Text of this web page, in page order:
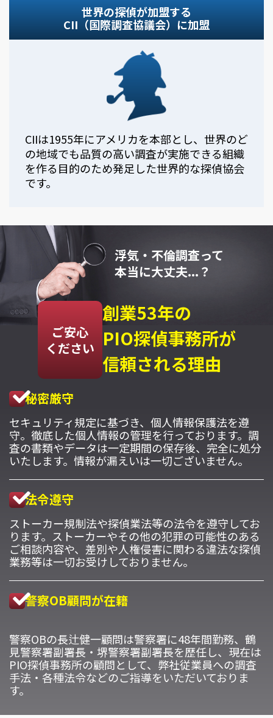
世界の探偵が加盟する
CII（国際調査協議会）に加盟
CIIは1955年にアメリカを本部とし、世界のど
の地域でも品質の高い調査が実施できる組織
を作る目的のため発足した世界的な探偵協会
です。
浮気・不倫調査って
本当に大丈夫...？
ご安心
ください
創業53年の
PIO探偵事務所が
信頼される理由
秘密厳守
セキュリティ規定に基づき、個人情報保護法を遵
守。徹底した個人情報の管理を行っております。調
査の書類やデータは一定期間の保存後、完全に処分
いたします。情報が漏えいは一切ございません。
法令遵守
ストーカー規制法や探偵業法等の法令を遵守してお
ります。ストーカーやその他の犯罪の可能性のある
ご相談内容や、差別や人権侵害に関わる違法な探偵
業務等は一切お受けしておりません。
警察OB顧問が在籍
警察OBの長辻健一顧問は警察署に48年間勤務、鶴
見警察署副署長・堺警察署副署長を歴任し、現在は
PIO探偵事務所の顧問として、弊社従業員への調査
手法・各種法令などのご指導をいただいておりま
す。